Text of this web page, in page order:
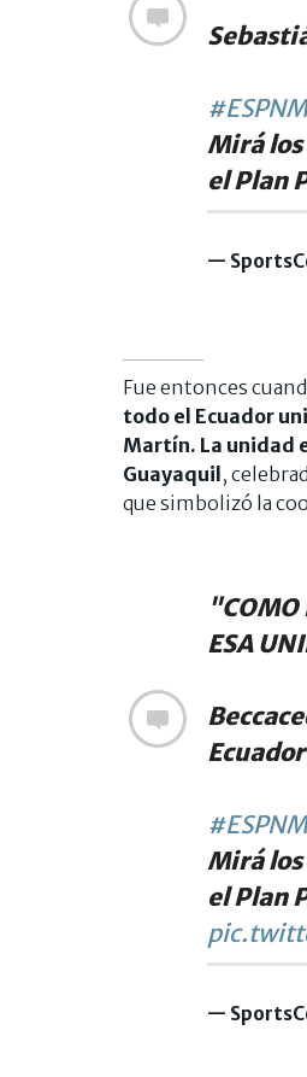
Mirá
el Plan
—
Fue entonces
todo el Ecuador
Martín. La unidad
Guayaquil,
que simbolizó la
"COMO
ESA
Ecuador
Mirá
el Plan
—